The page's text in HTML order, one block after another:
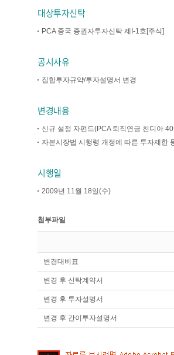
대상투자신탁
PCA 중국 증권자투자신탁 제I-1호[주식]
공시사유
집합투자규약/투자설명서 변경
변경내용
신규 설정 자펀드(PCA 퇴직연금 친디아
자본시장법 시행령 개정에 따른 투자제한
시행일
2009년 11월 18일(수)
첨부파일
변경대비표
변경 후 신탁계약서
변경 후 투자설명서
변경 후 간이투자설명서